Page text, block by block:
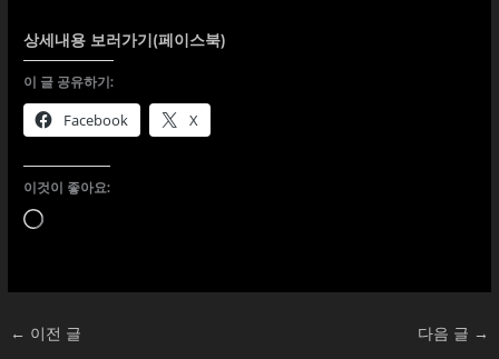
상세내용 보러가기(페이스북)
이 글 공유하기:
Facebook X
이것이 좋아요:
로
← 이전 글 다음 글 →